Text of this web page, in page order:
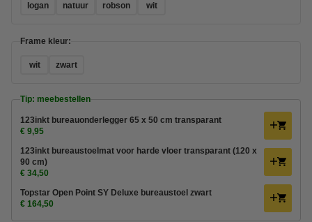
logan natuur robson wit
Frame kleur:
wit zwart
Tip: meebestellen
123inkt bureauonderlegger 65 x 50 cm transparant
€ 9,95
123inkt bureaustoelmat voor harde vloer transparant (120 x
90 cm)
€ 34,50
Topstar Open Point SY Deluxe bureaustoel zwart
€ 164,50